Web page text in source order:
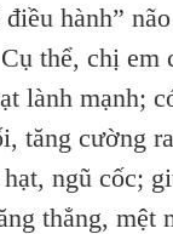
hành”
thể, chị em
lành mạnh;
tăng cường
ngũ cốc;
thẳng, mệt